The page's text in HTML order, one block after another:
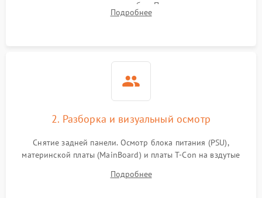
подсветки и индикаторов ошибок. Подключение тестовых
источников сигнала для выявления симптомов поломки.
Подробнее
2. Разборка и визуальный осмотр
Снятие задней панели. Осмотр блока питания (PSU),
материнской платы (MainBoard) и платы T-Con на вздутые
Проверка надежности фиксации и целостности шлейфов.
Подробнее